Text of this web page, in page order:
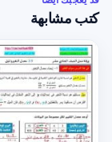
كتب مشابهة